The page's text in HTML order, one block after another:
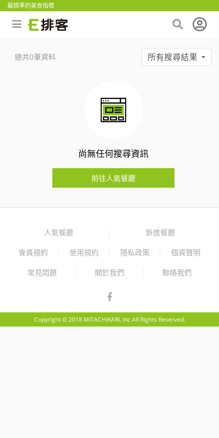
最精準的美食指標
總共0筆資料 所有搜尋結果
尚無任何搜尋資訊
前往人氣餐廳
人氣餐廳 新進餐廳
會員規約 使用規約 隱私政策 個資聲明
常見問題 關於我們 聯絡我們
Copyright © 2018 MITACHIKARI, Inc.All Rights Reserved.